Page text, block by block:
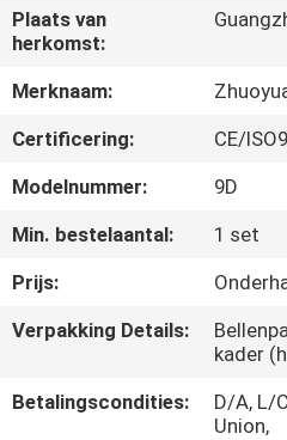
OVER
ONS
NEEM
MET
Plaats van
herkomst:
Merknaam:
Certificering:
CE/
Modelnummer:
9D
Min. bestelaantal:
1 set
Prijs:
Verpakking Details:
kader
Betalingscondities:
D/A, L/
Union,